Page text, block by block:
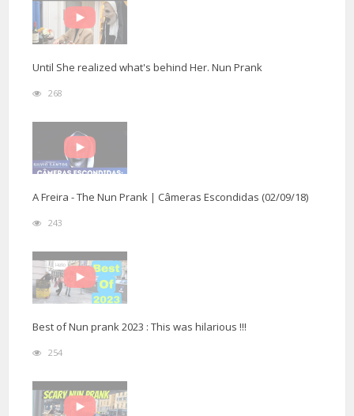
Until She realized what's behind Her. Nun Prank
268
A Freira - The Nun Prank | Câmeras Escondidas (02/09/18)
243
Best of Nun prank 2023 : This was hilarious !!!
254